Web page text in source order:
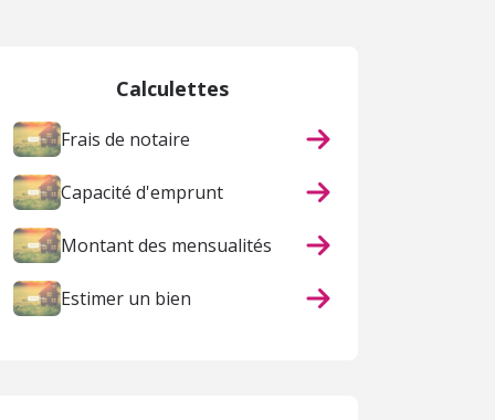
Calculettes
Frais de notaire
Capacité d'emprunt
Montant des mensualités
Estimer un bien